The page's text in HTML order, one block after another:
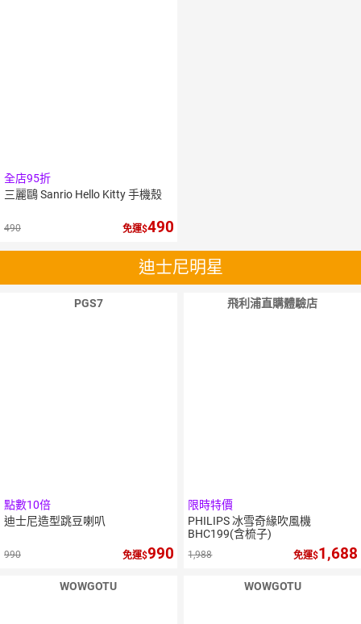
全店95折
三麗鷗 Sanrio Hello Kitty 手機殼
490 免運 490
迪士尼明星
PGS7
點數10倍
迪士尼造型跳豆喇叭
990 免運 990
飛利浦直購體驗店
限時特價
PHILIPS 冰雪奇緣吹風機
BHC199(含梳子)
1,988 免運 1,688
WOWGOTU WOWGOTU